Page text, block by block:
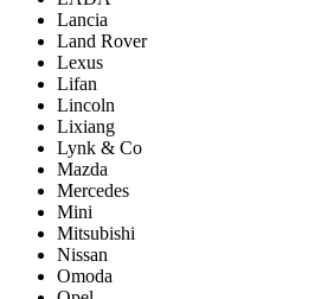
Lancia
Land Rover
Lexus
Lifan
Lincoln
Lixiang
Lynk & Co
Mazda
Mercedes
Mini
Mitsubishi
Nissan
Omoda